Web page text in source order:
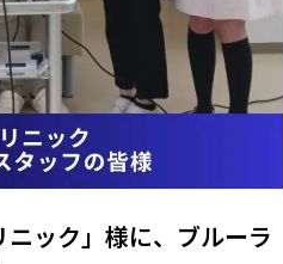
ック」様に、ブルーラ